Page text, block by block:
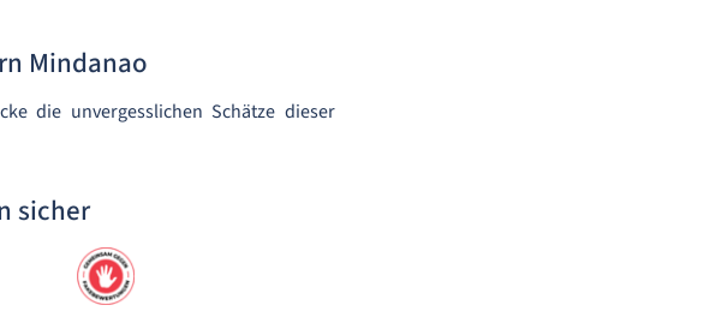
Mindanao
die unvergesslichen Schätze dieser
sicher